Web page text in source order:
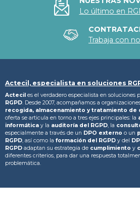
Lo último en
Trabaja con
Actecil, especialista en soluciones
Actecil es el verdadero especialista en soluciones
RGPD . Desde 2007, acompañamos a
recogida, almacenamiento y tratamiento de
oferta se articula en torno a tres ejes principales: la
informática y la auditoría del RGPD , la
especialmente a través de un DPO externo o un
RGPD , así como la formación del RGPD y del
RGPD adaptan su estrategia de cumplimiento y
diferentes criterios, para dar una respuesta
problemática.